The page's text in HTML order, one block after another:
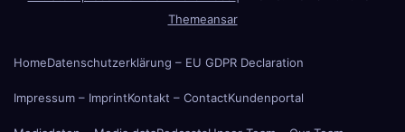
Themeansar
HomeDatenschutzerklärung – EU GDPR Declaration
Impressum – ImprintKontakt – ContactKundenportal